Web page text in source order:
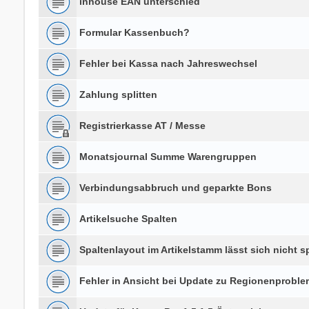
Formular Kassenbuch?
Fehler bei Kassa nach Jahreswechsel
Zahlung splitten
Registrierkasse AT / Messe
Monatsjournal Summe Warengruppen
Verbindungsabbruch und geparkte Bons
Artikelsuche Spalten
Spaltenlayout im Artikelstamm lässt sich nicht
Fehler in Ansicht bei Update zu